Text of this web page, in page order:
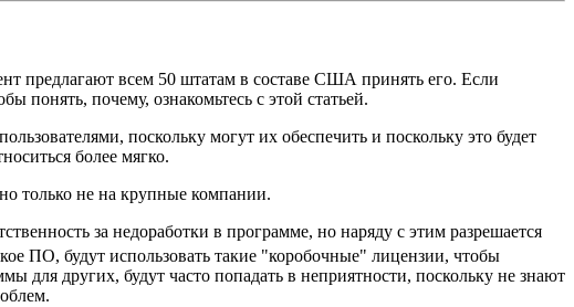
предлагают всем 50 штатам в составе США принять его. Если
понять, почему, ознакомьтесь с этой статьей.
поскольку могут их обеспечить и поскольку это будет
более мягко.
только не на крупные компании.
за недоработки в программе, но наряду с этим разрешается
ПО, будут использовать такие "коробочные" лицензии, чтобы
для других, будут часто попадать в неприятности, поскольку не знают